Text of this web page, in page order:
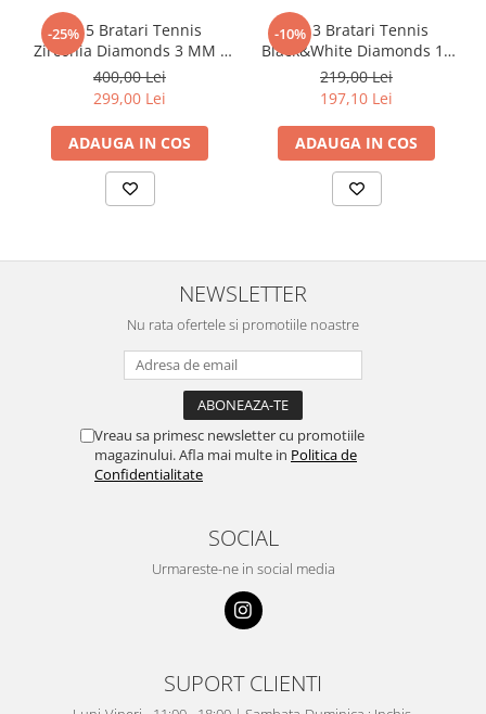
-25%
Set 5 Bratari Tennis
Zirconia Diamonds 3 MM /
19.5 CM
400,00 Lei
299,00 Lei
ADAUGA IN COS
-10%
Set 3 Bratari Tennis
Black&White Diamonds 19
CM
219,00 Lei
197,10 Lei
ADAUGA IN COS
NEWSLETTER
Nu rata ofertele si promotiile noastre
Vreau sa primesc newsletter cu promotiile
magazinului. Afla mai multe in Politica de
Confidentialitate
SOCIAL
Urmareste-ne in social media
SUPORT CLIENTI